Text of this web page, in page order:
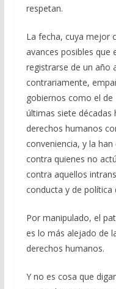
respetan.
La fecha, cuya mejor
avances posibles que
registrarse de un año
contrariamente,
gobiernos como el de
últimas siete décadas
derechos humanos
conveniencia, y la
contra quienes no
contra aquellos
conducta y de política
Por manipulado, el
es lo más alejado de
derechos humanos.
Y no es cosa que